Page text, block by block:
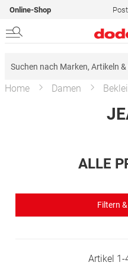
Online-Shop
Home Damen
ALLE
Filtern
Artikel 1-